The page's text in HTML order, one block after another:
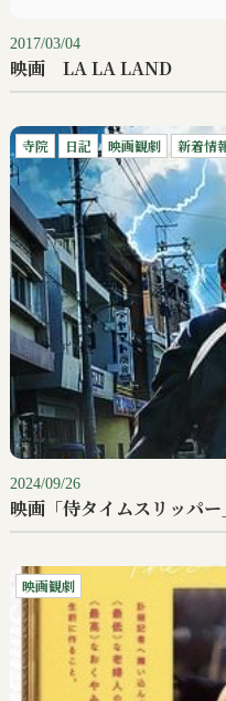
2017/03/04
映画 LA LA LAND
寺院 日記 映画観劇 新着情
2024/09/26
映画「侍タイムスリッパー
映画観劇